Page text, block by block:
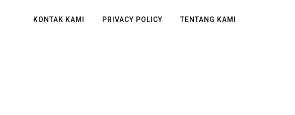
KONTAK KAMI PRIVACY POLICY TENTANG KAMI